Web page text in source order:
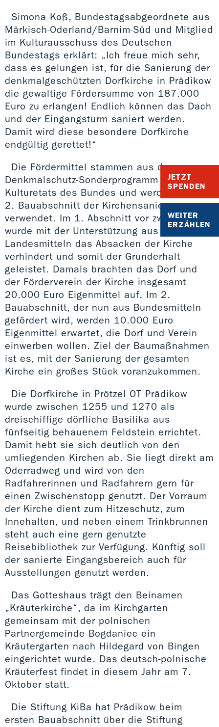
JETZT
SPENDEN
WEITER
ERZÄHLEN
Simona Koß, Bundestagsabgeordnete aus
Märkisch-Oderland/Barnim-Süd und Mitglied
im Kulturausschuss des Deutschen
Bundestags erklärt: „Ich freue mich sehr,
dass es gelungen ist, für die Sanierung der
denkmalgeschützten Dorfkirche in Prädikow
die gewaltige Fördersumme von 187.000
Euro zu erlangen! Endlich können das Dach
und der Eingangsturm saniert werden.
Damit wird diese besondere Dorfkirche
endgültig gerettet!“
Die Fördermittel stammen aus dem
Denkmalschutz-Sonderprogramm XII des
Kulturetats des Bundes und werden für den
2. Bauabschnitt der Kirchensanierung
verwendet. Im 1. Abschnitt vor zwei Jahren
wurde mit der Unterstützung aus
Landesmitteln das Absacken der Kirche
verhindert und somit der Grunderhalt
geleistet. Damals brachten das Dorf und
der Förderverein der Kirche insgesamt
20.000 Euro Eigenmittel auf. Im 2.
Bauabschnitt, der nun aus Bundesmitteln
gefördert wird, werden 10.000 Euro
Eigenmittel erwartet, die Dorf und Verein
einwerben wollen. Ziel der Baumaßnahmen
ist es, mit der Sanierung der gesamten
Kirche ein großes Stück voranzukommen.
Die Dorfkirche in Prötzel OT Prädikow
wurde zwischen 1255 und 1270 als
dreischiffige dörfliche Basilika aus
fünfseitig behauenem Feldstein errichtet.
Damit hebt sie sich deutlich von den
umliegenden Kirchen ab. Sie liegt direkt am
Oderradweg und wird von den
Radfahrerinnen und Radfahrern gern für
einen Zwischenstopp genutzt. Der Vorraum
der Kirche dient zum Hitzeschutz, zum
Innehalten, und neben einem Trinkbrunnen
steht auch eine gern genutzte
Reisebibliothek zur Verfügung. Künftig soll
der sanierte Eingangsbereich auch für
Ausstellungen genutzt werden.
Das Gotteshaus trägt den Beinamen
„Kräuterkirche“, da im Kirchgarten
gemeinsam mit der polnischen
Partnergemeinde Bogdaniec ein
Kräutergarten nach Hildegard von Bingen
eingerichtet wurde. Das deutsch-polnische
Kräuterfest findet in diesem Jahr am 7.
Oktober statt.
Die Stiftung KiBa hat Prädikow beim
ersten Bauabschnitt über die Stiftung